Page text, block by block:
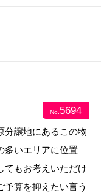
No.5694
分譲地にあるこの物
多いエリアに位置
てもお考えいただけ
予算を抑えたい言う